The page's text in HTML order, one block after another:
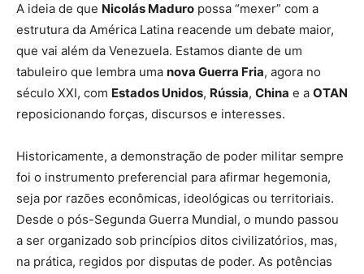
A ideia de que Nicolás Maduro possa “mexer” com a
estrutura da América Latina reacende um debate maior,
que vai além da Venezuela. Estamos diante de um
tabuleiro que lembra uma nova Guerra Fria, agora no
século XXI, com Estados Unidos, Rússia, China e a OTAN
reposicionando forças, discursos e interesses.
Historicamente, a demonstração de poder militar sempre
foi o instrumento preferencial para afirmar hegemonia,
seja por razões econômicas, ideológicas ou territoriais.
Desde o pós-Segunda Guerra Mundial, o mundo passou
a ser organizado sob princípios ditos civilizatórios, mas,
na prática, regidos por disputas de poder. As potências